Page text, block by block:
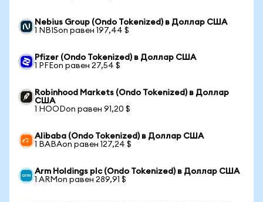
Nebius Group (Ondo Tokenized) в Доллар США
1 NBISon равен 197,44 $
Pfizer (Ondo Tokenized) в Доллар США
1 PFEon равен 27,54 $
Robinhood Markets (Ondo Tokenized) в Доллар
США
1 HOODon равен 91,20 $
Alibaba (Ondo Tokenized) в Доллар США
1 BABAon равен 127,24 $
Arm Holdings plc (Ondo Tokenized) в Доллар США
1 ARMon равен 289,91 $